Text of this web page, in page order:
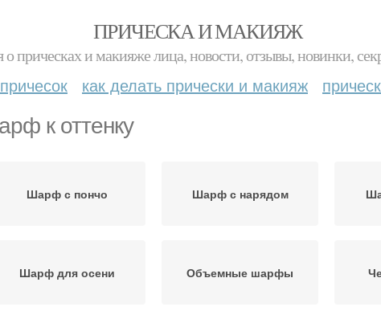
ПРИЧЕСКА И МАКИЯЖ
прическах и макияже лица, новости, отзывы, новинки,
как делать прически и макияж
к оттенку
Шарф с пончо Шарф с нарядом
Шарф для осени Объемные шарфы